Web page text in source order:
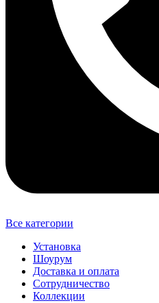
Все категории
Установка
Шоурум
Доставка и оплата
Сотрудничество
Коллекции